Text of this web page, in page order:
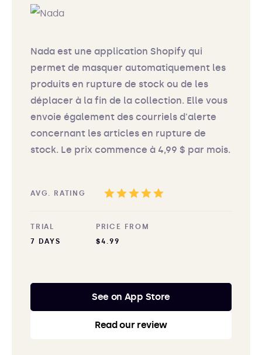
Nada est une application Shopify qui
permet de masquer automatiquement les
produits en rupture de stock ou de les
déplacer à la fin de la collection. Elle vous
envoie également des courriels d'alerte
concernant les articles en rupture de
stock. Le prix commence à 4,99 $ par mois.
AVG. RATING
TRIAL
7 DAYS
PRICE FROM
$4.99
See on App Store
Read our review